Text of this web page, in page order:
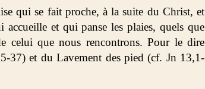
qui se fait proche, à la suite du Christ, et
et qui panse les plaies, quels que
celui que nous rencontrons. Pour le dire
37) et du Lavement des pied (cf. Jn 13,1-